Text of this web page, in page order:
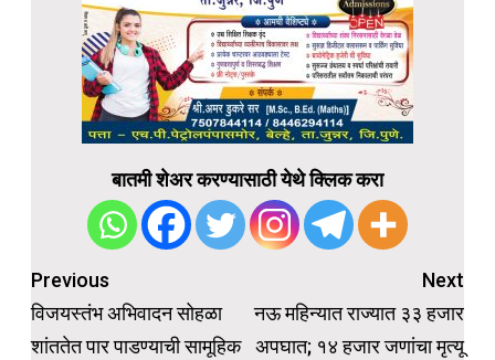
बातमी शेअर करण्यासाठी येथे क्लिक करा
Post
navigation
Previous
विजयस्तंभ अभिवादन सोहळा
शांततेत पार पाडण्याची सामूहिक
Next
नऊ महिन्यात राज्यात ३३ हजार
अपघात; १४ हजार जणांचा मृत्यू